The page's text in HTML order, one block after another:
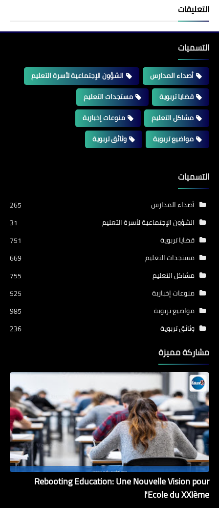
التعليقات
التسميات
أصداء المدارس
الشؤون الإجتماعية لأسرة التعليم
قضايا تربوية
مستجدات التعليم
مشاكل التعليم
منوعات إخبارية
مواضيع تربوية
وثائق تربوية
التسميات
أصداء المدارس
265
الشؤون الإجتماعية لأسرة التعليم
31
قضايا تربوية
751
مستجدات التعليم
669
مشاكل التعليم
755
منوعات إخبارية
525
مواضيع تربوية
985
وثائق تربوية
236
مشاركة مميزة
Rebooting Education: Une Nouvelle Vision pour
l'Ecole du XXIème